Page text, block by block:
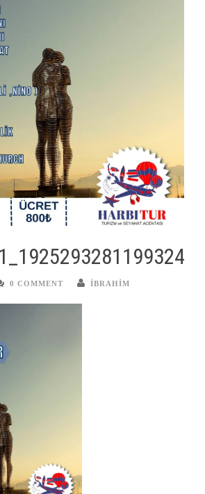
0 COMMENT IBRAHIM